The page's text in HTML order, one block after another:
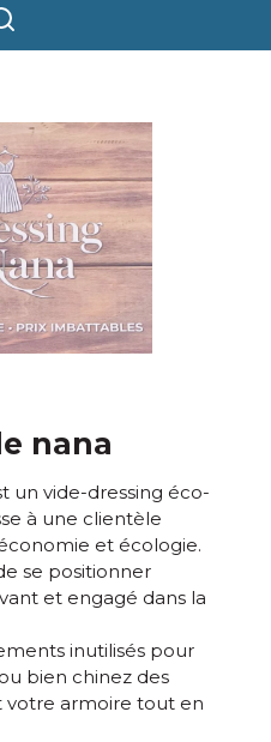
nana
un vide-dressing éco-
à une clientèle
et écologie.
se positionner
et engagé dans la
inutilisés pour
bien chinez des
armoire tout en